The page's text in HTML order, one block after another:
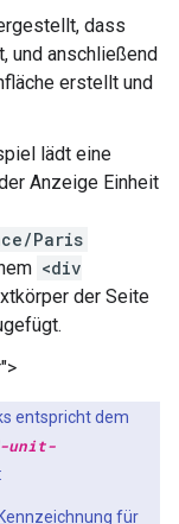
dass
und anschließend
erstellt und
lädt eine
Anzeige Einheit
Paris
<div
der Seite
entspricht dem
unit-
für